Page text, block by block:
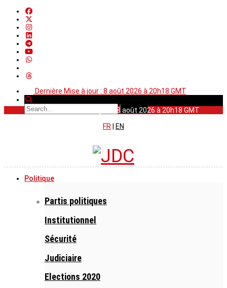
Dernière Mise à jour : 8 août 2026 à 20h18 GMT
Dernière Mise à jour : 8 août 2026 à 20h18 GMT
FR
EN
Politique
Partis politiques
Institutionnel
Sécurité
Judiciaire
Elections 2020